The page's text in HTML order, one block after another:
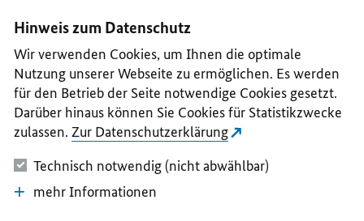
II
III
IV
V
Hinweis zum Datenschutz
Wir verwenden Cookies, um Ihnen die optimale
Nutzung unserer Webseite zu ermöglichen. Es werden
für den Betrieb der Seite notwendige Cookies gesetzt.
Darüber hinaus können Sie Cookies für Statistikzwecke
zulassen. Zur Datenschutzerklärung
Technisch notwendig (nicht abwählbar)
mehr Informationen